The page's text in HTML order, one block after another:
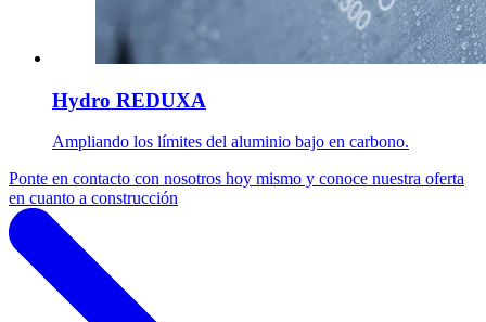
Hydro REDUXA
Ampliando los límites del aluminio bajo en carbono.
Ponte en contacto con nosotros hoy mismo y conoce nuestra oferta
en cuanto a construcción